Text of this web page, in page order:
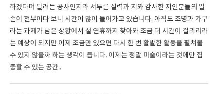
하겠다며 달려든 공사인지라 서투른 실력과 저와 감사한 지인분들의 일
손이 전부이다 보니 시간이 많이 들어가고 있습니다. 아직도 조명과 가구
라는 과제가 남은 상황에서 설 연휴까지 찾아와 조금 더 시간이 걸리리라
는 예상이 되지만 이제 조금만 있으면 다시 한 번 활발한 활동을 펼쳐볼
수 있지 않을까 하는 생각이 듭니다. 이제는 정말 미술이라는 것에만 집
중할 수 있는 공간..